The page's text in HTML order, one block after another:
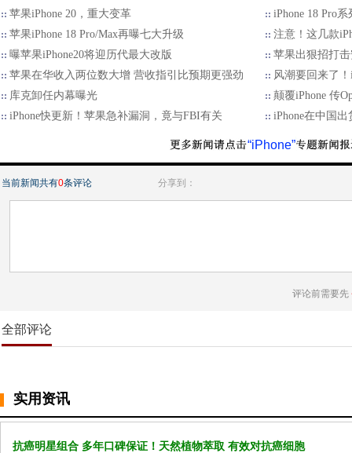
苹果iPhone 20，重大变革
iPhone 18 Pro
苹果iPhone 18 Pro/Max再曝七大升级
注意！这几款
曝苹果iPhone20将迎历代最大改版
苹果出狠招打
苹果在华收入两位数大增 营收指引比预期更强劲
风潮要回来了
库克卸任内幕曝光
颠覆iPhone 传
iPhone快更新！苹果急补漏洞，竟与FBI有关
iPhone在中国出
“iPhone”
当前新闻共有0条评论 分享到：
评论前需要先
全部评论
实用资讯
抗癌明星组合 多年口碑保证！天然植物萃取 有效对抗癌细胞